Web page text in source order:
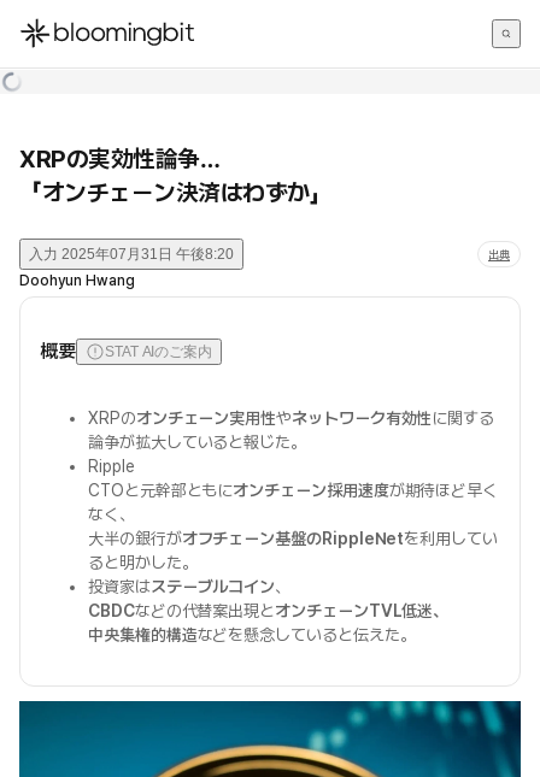
한국어
XRPの実効性論争…
「オンチェーン決済はわずか」
入力 2025年07月31日 午後8:20 出典
Doohyun Hwang
概要 STAT AIのご案内
XRPのオンチェーン実用性やネットワーク有効性に関する
論争が拡大していると報じた。
Ripple
CTOと元幹部ともにオンチェーン採用速度が期待ほど早く
なく、
大半の銀行がオフチェーン基盤のRippleNetを利用してい
ると明かした。
投資家はステーブルコイン、
CBDCなどの代替案出現とオンチェーンTVL低迷、
中央集権的構造などを懸念していると伝えた。